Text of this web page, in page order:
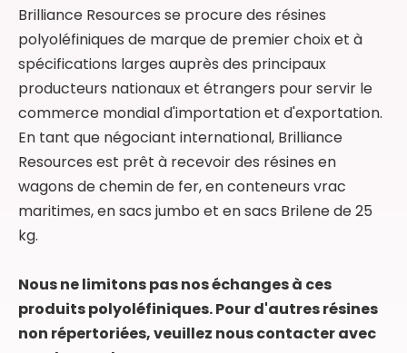
Brilliance Resources se procure des résines
polyoléfiniques de marque de premier choix et à
spécifications larges auprès des principaux
producteurs nationaux et étrangers pour servir le
commerce mondial d'importation et d'exportation.
En tant que négociant international, Brilliance
Resources est prêt à recevoir des résines en
wagons de chemin de fer, en conteneurs vrac
maritimes, en sacs jumbo et en sacs Brilene de 25
kg.
Nous ne limitons pas nos échanges à ces
produits polyoléfiniques. Pour d'autres résines
non répertoriées, veuillez nous contacter avec